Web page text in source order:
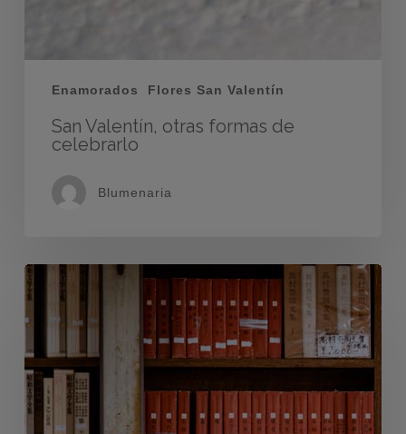
Enamorados Flores San Valentín
San Valentín, otras formas de
celebrarlo
Blumenaria